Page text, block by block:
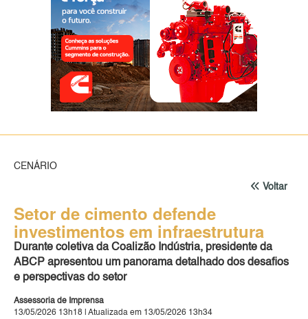
CENÁRIO
Voltar
Setor de cimento defende
investimentos em infraestrutura
Durante coletiva da Coalizão Indústria, presidente da
ABCP apresentou um panorama detalhado dos desafios
e perspectivas do setor
Assessoria de Imprensa
13/05/2026 13h18 | Atualizada em 13/05/2026 13h34